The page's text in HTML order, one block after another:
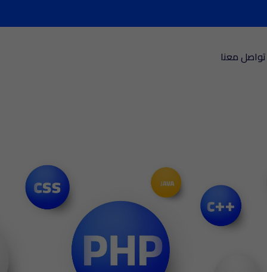
تواصل معنا